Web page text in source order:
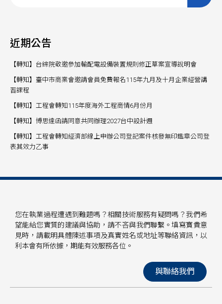
近期公告
【轉知】台綜院敬邀參加輸配電設備裝置規則修正草案宣導說明會
【轉知】臺中市商業會邀請會員免費報名115年九月及十月企業經營講
習課程
【轉知】工程會轉知115年度海外工程商情6月份月
【轉知】博思達函請同意共同辦理2027台中設計週
【轉知】工程會轉知經濟部線上申辦公司登記案件核發無印鑑章公司登
表其效力乙事
您在執業過程遭遇到難題嗎？相關技術服務有疑問嗎？我們希
望能給您實質的建議與協助，請不吝與我們聯繫。填寫寶貴意
見時，請載明具體陳述事項及真實姓名或地址等聯絡資訊，以
利本會有所依據，期能有效服務各位。
與聯絡我們